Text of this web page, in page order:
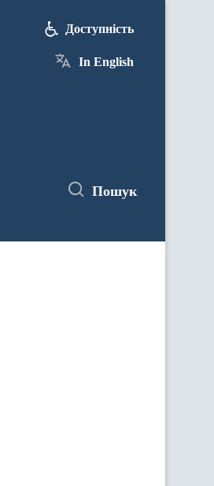
Доступність
In English
Пошук